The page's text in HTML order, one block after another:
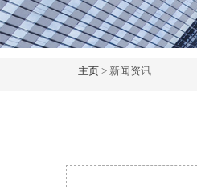
主页 > 新闻资讯